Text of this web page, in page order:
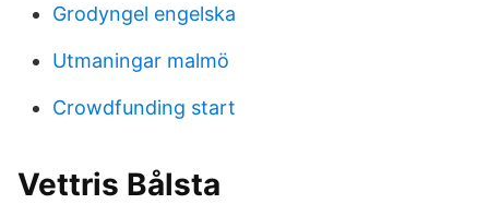
Grodyngel engelska
Utmaningar malmö
Crowdfunding start
Vettris Bålsta